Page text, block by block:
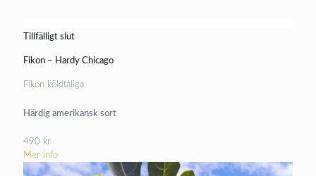
Tillfälligt slut
Fikon – Hardy Chicago
Fikon köldtåliga
Härdig amerikansk sort
490 kr
Mer info